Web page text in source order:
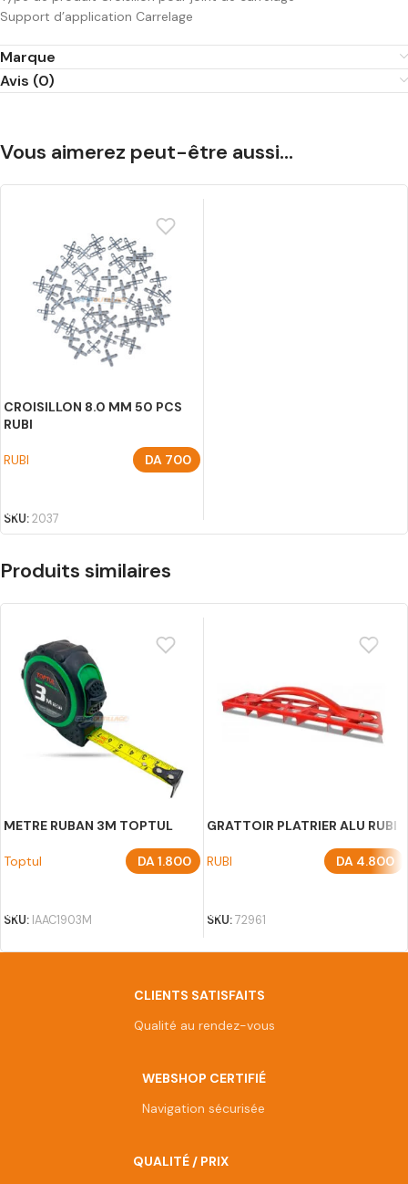
Support d’application Carrelage
Marque
Avis (0)
Vous aimerez peut-être aussi…
CROISILLON 8.0 MM 50 PCS
RUBI
RUBI DA 700
SKU:2037
Produits similaires
METRE RUBAN 3M TOPTUL
Toptul DA1.800
SKU: IAAC1903M
GRATTOIR PLATRIER ALU RUBI
RUBI DA 4.800
SKU:72961
CLIENTS SATISFAITS
Qualité au rendez-vous
WEBSHOP CERTIFIÉ
Navigation sécurisée
QUALITÉ / PRIX